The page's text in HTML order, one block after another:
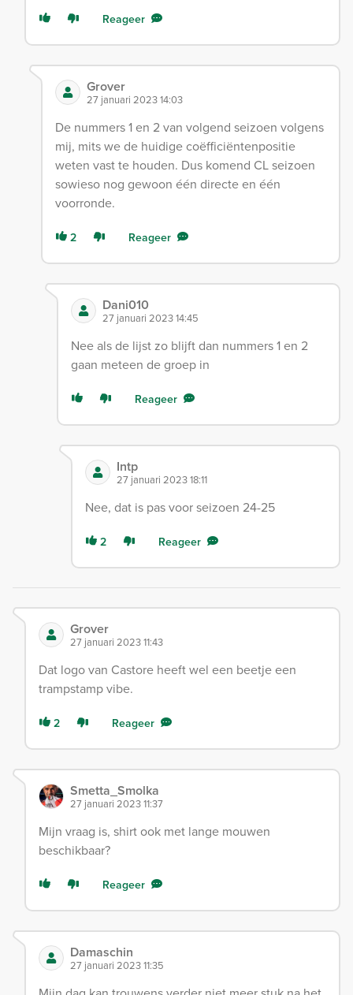
Reageer
Grover
27 januari 2023 14:03
De nummers 1 en 2 van volgend seizoen volgens
mij, mits we de huidige coëfficiëntenpositie
weten vast te houden. Dus komend CL seizoen
sowieso nog gewoon één directe en één
voorronde.
2 Reageer
Dani010
27 januari 2023 14:45
Nee als de lijst zo blijft dan nummers 1 en 2
gaan meteen de groep in
Reageer
Intp
27 januari 2023 18:11
Nee, dat is pas voor seizoen 24-25
2 Reageer
Grover
27 januari 2023 11:43
Dat logo van Castore heeft wel een beetje een
trampstamp vibe.
2 Reageer
Smetta_Smolka
27 januari 2023 11:37
Mijn vraag is, shirt ook met lange mouwen
beschikbaar?
Reageer
Damaschin
27 januari 2023 11:35